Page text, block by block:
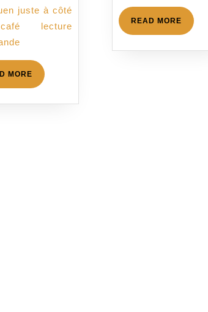
juste à côté
lecture
MORE READ
MORE
READ MOREREAD
MORE